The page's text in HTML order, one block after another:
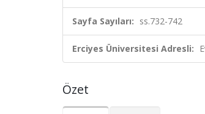
Sayfa Sayıları: ss.732-742
Erciyes Üniversitesi Adresli:
Özet